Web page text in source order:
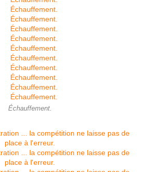
Échauffement.